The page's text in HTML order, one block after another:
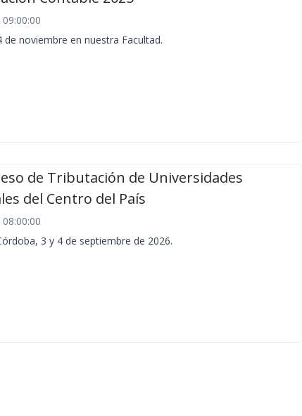
de noviembre en nuestra Facultad.
de Tributación de Universidades
del Centro del País
3 y 4 de septiembre de 2026.